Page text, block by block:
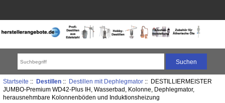
Startseite :: Destillen:: Destillen mit Dephlegmator:: DESTILLIERMEISTER
JUMBO-Premium WD42-Plus IH, Wasserbad, Kolonne, Dephlegmator,
herausnehmbare Kolonnenböden und Induktionsheizung